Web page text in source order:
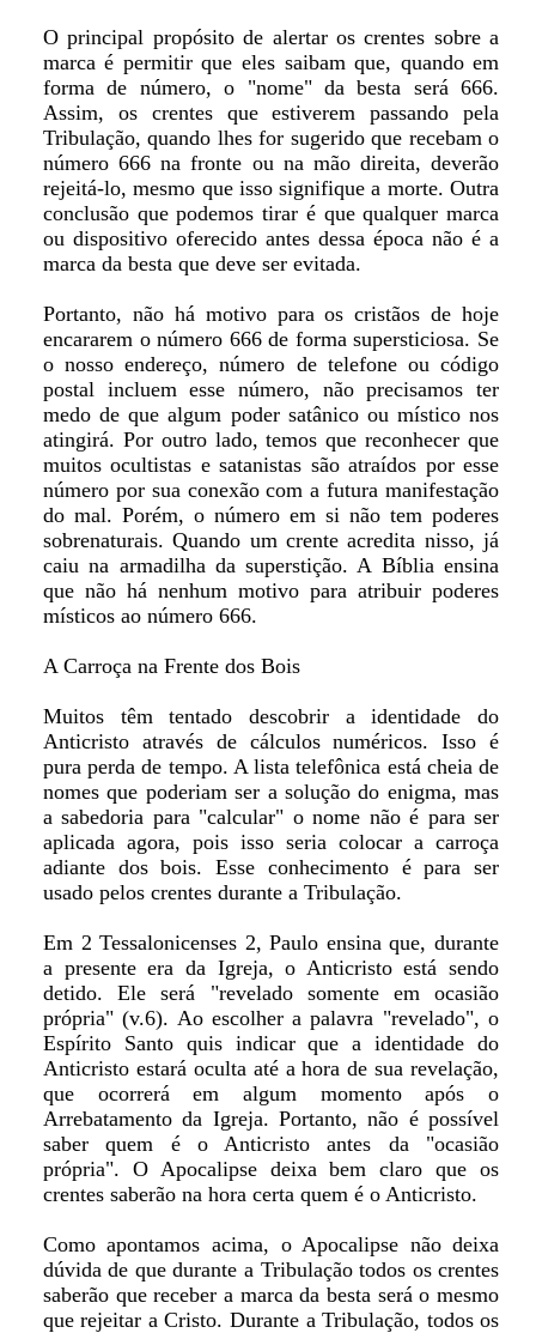
O principal propósito de alertar os crentes sobre a
marca é permitir que eles saibam que, quando em
forma de número, o "nome" da besta será 666.
Assim, os crentes que estiverem passando pela
Tribulação, quando lhes for sugerido que recebam o
número 666 na fronte ou na mão direita, deverão
rejeitá-lo, mesmo que isso signifique a morte. Outra
conclusão que podemos tirar é que qualquer marca
ou dispositivo oferecido antes dessa época não é a
marca da besta que deve ser evitada.
Portanto, não há motivo para os cristãos de hoje
encararem o número 666 de forma supersticiosa. Se
o nosso endereço, número de telefone ou código
postal incluem esse número, não precisamos ter
medo de que algum poder satânico ou místico nos
atingirá. Por outro lado, temos que reconhecer que
muitos ocultistas e satanistas são atraídos por esse
número por sua conexão com a futura manifestação
do mal. Porém, o número em si não tem poderes
sobrenaturais. Quando um crente acredita nisso, já
caiu na armadilha da superstição. A Bíblia ensina
que não há nenhum motivo para atribuir poderes
místicos ao número 666.
A Carroça na Frente dos Bois
Muitos têm tentado descobrir a identidade do
Anticristo através de cálculos numéricos. Isso é
pura perda de tempo. A lista telefônica está cheia de
nomes que poderiam ser a solução do enigma, mas
a sabedoria para "calcular" o nome não é para ser
aplicada agora, pois isso seria colocar a carroça
adiante dos bois. Esse conhecimento é para ser
usado pelos crentes durante a Tribulação.
Em 2 Tessalonicenses 2, Paulo ensina que, durante
a presente era da Igreja, o Anticristo está sendo
detido. Ele será "revelado somente em ocasião
própria" (v.6). Ao escolher a palavra "revelado", o
Espírito Santo quis indicar que a identidade do
Anticristo estará oculta até a hora de sua revelação,
que ocorrerá em algum momento após o
Arrebatamento da Igreja. Portanto, não é possível
saber quem é o Anticristo antes da "ocasião
própria". O Apocalipse deixa bem claro que os
crentes saberão na hora certa quem é o Anticristo.
Como apontamos acima, o Apocalipse não deixa
dúvida de que durante a Tribulação todos os crentes
saberão que receber a marca da besta será o mesmo
que rejeitar a Cristo. Durante a Tribulação, todos os